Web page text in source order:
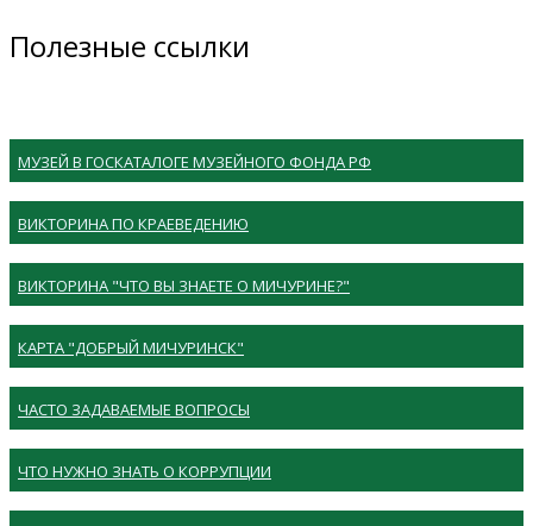
Полезные ссылки
МУЗЕЙ В ГОСКАТАЛОГЕ МУЗЕЙНОГО ФОНДА РФ
ВИКТОРИНА ПО КРАЕВЕДЕНИЮ
ВИКТОРИНА "ЧТО ВЫ ЗНАЕТЕ О МИЧУРИНЕ?"
КАРТА "ДОБРЫЙ МИЧУРИНСК"
ЧАСТО ЗАДАВАЕМЫЕ ВОПРОСЫ
ЧТО НУЖНО ЗНАТЬ О КОРРУПЦИИ